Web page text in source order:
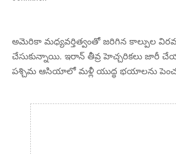
అమెరికా మధ్యవర్తిత్వంతో జరిగిన కాల్పుల
చేసుకున్నాయి. ఇరాన్ తీవ్ర హెచ్చరికలు జారీ
పశ్చిమ ఆసియాలో మళ్లీ యుద్ధ భయాలను